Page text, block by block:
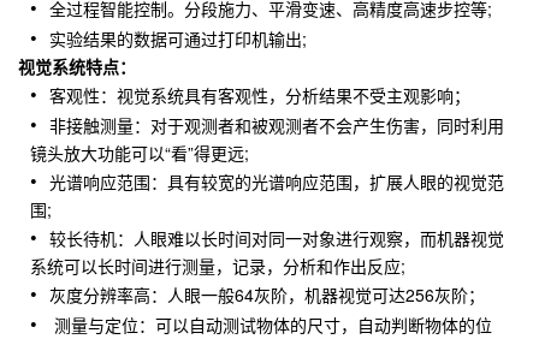
全过程智能控制。分段施力、平滑变速、高精度高速步控等;
实验结果的数据可通过打印机输出;
视觉系统特点：
客观性：视觉系统具有客观性，分析结果不受主观影响；
非接触测量：对于观测者和被观测者不会产生伤害，同时利用
镜头放大功能可以“看”得更远;
光谱响应范围：具有较宽的光谱响应范围，扩展人眼的视觉范
围;
较长待机：人眼难以长时间对同一对象进行观察，而机器视觉
系统可以长时间进行测量，记录，分析和作出反应;
灰度分辨率高：人眼一般64灰阶，机器视觉可达256灰阶；
测量与定位：可以自动测试物体的尺寸，自动判断物体的位